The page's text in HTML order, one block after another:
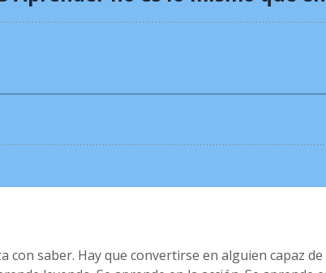
con saber. Hay que convertirse en alguien capaz